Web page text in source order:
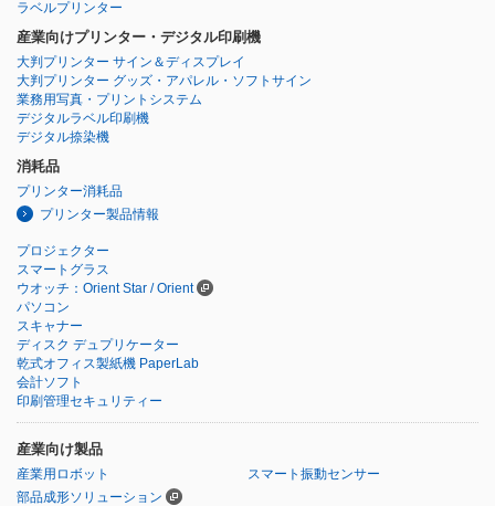
ラベルプリンター
産業向けプリンター・デジタル印刷機
大判プリンター サイン＆ディスプレイ
大判プリンター グッズ・アパレル・ソフトサイン
業務用写真・プリントシステム
デジタルラベル印刷機
デジタル捺染機
消耗品
プリンター消耗品
プリンター製品情報
プロジェクター
スマートグラス
ウオッチ：Orient Star / Orient
パソコン
スキャナー
ディスク デュプリケーター
乾式オフィス製紙機 PaperLab
会計ソフト
印刷管理セキュリティー
産業向け製品
産業用ロボット
スマート振動センサー
部品成形ソリューション